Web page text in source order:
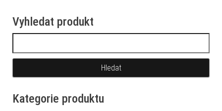
Vyhledat produkt
Kategorie produktu